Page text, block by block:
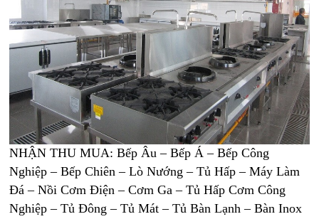
NHẬN THU MUA: Bếp Âu – Bếp Á – Bếp Công
Nghiệp – Bếp Chiên – Lò Nướng – Tủ Hấp – Máy Làm
Đá – Nồi Cơm Điện – Cơm Ga – Tủ Hấp Cơm Công
Nghiệp – Tủ Đông – Tủ Mát – Tủ Bàn Lạnh – Bàn Inox